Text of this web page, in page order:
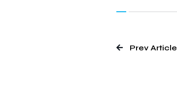
Prev Article